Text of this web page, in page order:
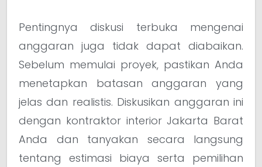
Pentingnya diskusi terbuka mengenai
anggaran juga tidak dapat diabaikan.
Sebelum memulai proyek, pastikan Anda
menetapkan batasan anggaran yang
jelas dan realistis. Diskusikan anggaran ini
dengan kontraktor interior Jakarta Barat
Anda dan tanyakan secara langsung
tentang estimasi biaya serta pemilihan